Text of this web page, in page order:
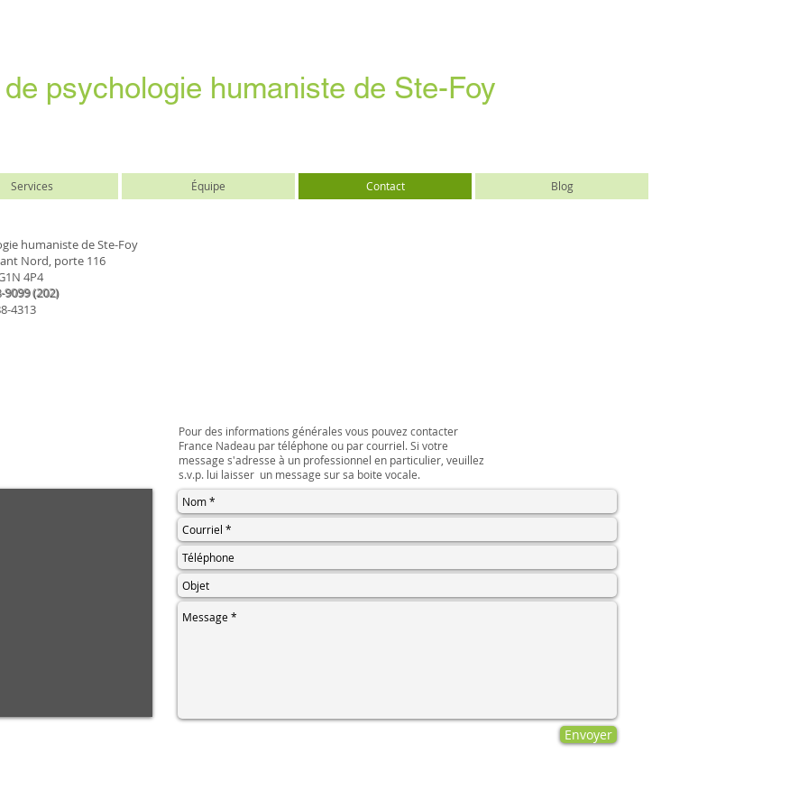
psychologie humaniste de Ste-Foy
Services Équipe Contact Blog
humaniste de Ste-Foy
Nord, porte 116
4P4
9099 (202)
4313
Pour des informations générales vous pouvez contacter
France Nadeau par téléphone ou par courriel. Si votre
message s'adresse à un professionnel en particulier, veuillez
s.v.p. lui laisser un message sur sa boite vocale.
Envoyer